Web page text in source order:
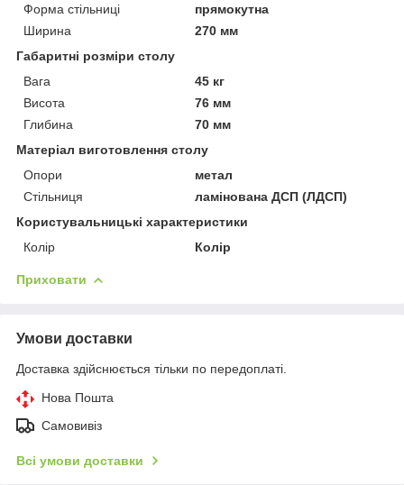
Форма стільниці
прямокутна
Ширина
270 мм
Габаритні розміри столу
Вага
45 кг
Висота
76 мм
Глибина
70 мм
Матеріал виготовлення столу
Опори
метал
Стільниця
ламінована ДСП (ЛДСП)
Користувальницькі характеристики
Колір
Колір
Приховати
Умови доставки
Доставка здійснюється тільки по передоплаті.
Нова Пошта
Самовивіз
Всі умови доставки